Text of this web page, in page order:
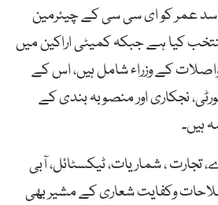
اسد عمر کو ای سی سی کے چیئرمین
کیا ہے جبکہ کمیٹی اراکین میں
مواصلات کے وزراء شامل ہیں، اس کے
نجکاری اور منصوبہ بندی کے
ہیں۔
تجارت ، شماریات، ٹیکسٹائل، آبی
وکفایت شعاری کے مشیر بھی